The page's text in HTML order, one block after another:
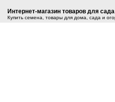
Интернет-магазин товаров для
Купить семена, товары для дома, сада и